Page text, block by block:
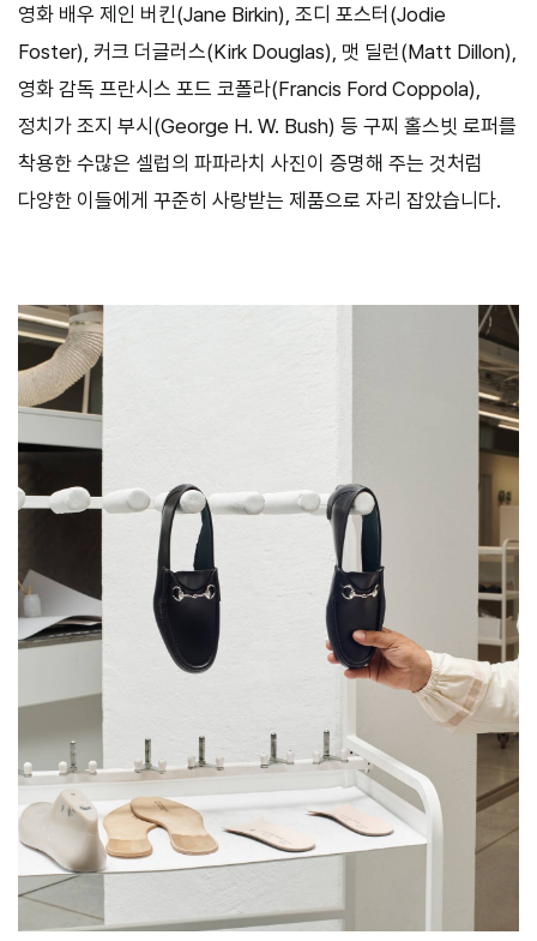
영화 배우 제인 버킨(Jane Birkin), 조디 포스터 (Jodie
Foster), 커크 더글러스(Kirk Douglas), 맷 딜런(Matt Dillon),
영화 감독 프란시스 포드 코폴라(Francis Ford Coppola),
정치가 조지 부시(George H. W. Bush) 등 구찌 홀스빗 로퍼를
착용한 수많은 셀럽의 파파라치 사진이 증명해 주는 것처럼
다양한 이들에게 꾸준히 사랑받는 제품으로 자리 잡았습니다.